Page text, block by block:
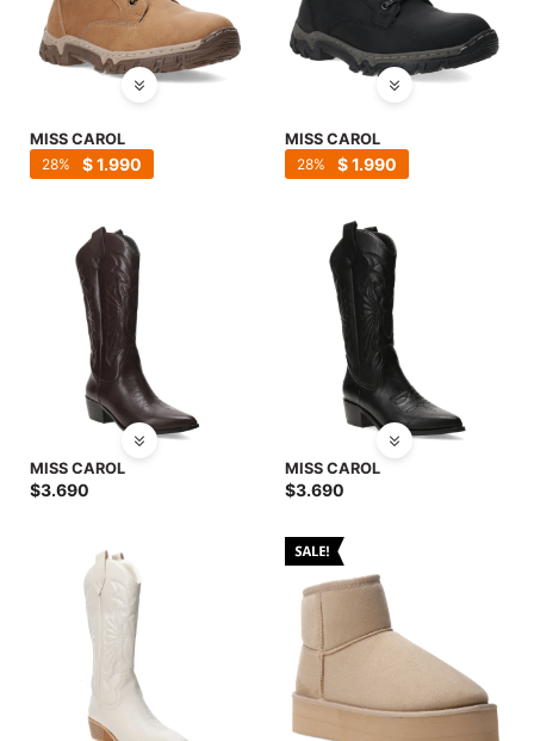
MISS CAROL
$1.990
28
MISS CAROL
$1.990
28
MISS CAROL
$3.690
MISS CAROL
$3.690